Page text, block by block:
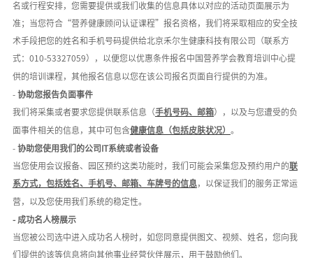
名或行程安排，您需要提供或我们收集的信息具体以对应的活动页面展示为
准；当您符合“营养健康顾问认证课程”报名资格，我们将采取相应的安全技
术手段把您的姓名和手机号码提供给北京禾尔生健康科技有限公司（联系方
式：010-53327059），以便您以优惠条件报名中国营养学会教育培训中心提
供的培训课程，其他报名信息以您在该公司报名页面自行提供的为准。
- 协助您报告负面事件
我们将采集或者要求您提供联系信息（手机号码、邮箱），以及与您遭受的负
面事件相关的信息，其中可包含健康信息（包括皮肤状况） 。
- 协助您使用我们的公司 IT系统或者设备
当您使用会议报备、园区预约这类功能时，我们可能会采集您及预约用户的联
系方式，包括姓名、手机号、邮箱、车牌号的信息 ，以保证我们的服务正常运
营，以及您使用我们系统的稳定性。
- 成功名人榜展示
当您被公司选中进入成功名人榜时，如您同意提供图文、视频、姓名，您向我
们提供的该等信息将向其他事业经营伙伴展示，用于鼓励他们。